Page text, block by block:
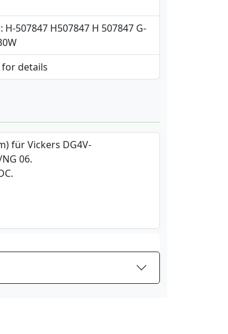
: H-507847 H507847 H 507847 G-
details
für Vickers DG4V-
06.